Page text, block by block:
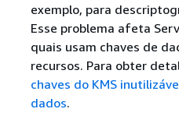
exemplo, para
Esse problema afeta
quais usam chaves de
recursos. Para obter
chaves do KMS
dados.